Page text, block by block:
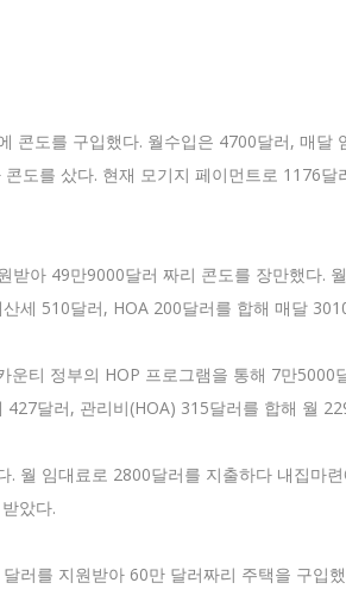
콘도를 구입했다. 월수입은 4700달러, 매
도를 샀다. 현재 모기지 페이먼트로 1176
아 49만9000달러 짜리 콘도를 장만했다.
세 510달러, HOA 200달러를 합해 매달
티 정부의 HOP 프로그램을 통해 7만
달러, 관리비(HOA) 315달러를 합해 월
월 임대료로 2800달러를 지출하다 내집마
았다.
러를 지원받아 60만 달러짜리 주택을 구입